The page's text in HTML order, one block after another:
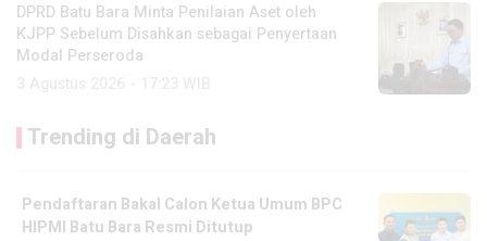
DPRD Batu Bara Minta Penilaian Aset oleh
KJPP Sebelum Disahkan sebagai Penyertaan
Modal Perseroda
Trending di Daerah
Pendaftaran Bakal Calon Ketua Umum BPC
HIPMI Batu Bara Resmi Ditutup